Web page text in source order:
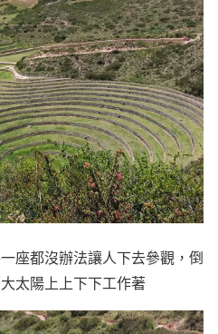
座都沒辦法讓人下去參觀，倒
太陽上上下下工作著